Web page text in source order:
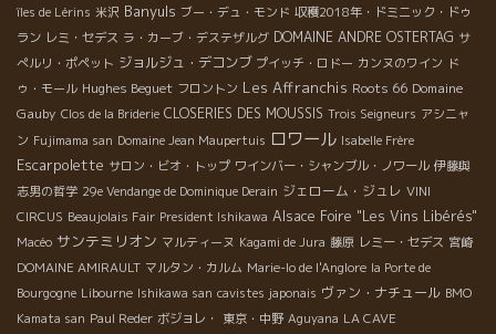
îles de Lérins 米沢 Banyuls ブー・デュ・モンド 収穫2018年・ドミニック・ドゥ
ラン レミ・セデス ラ・カーブ・デステザルグ DOMAINE ANDRE OSTERTAG サ
ぺルリ・ポペット ジョルジュ・デコンブ プイッチ・ロドー カンヌのワイン ド
ゥ・モール Hughes Beguet フロントン Les Affranchis Roots 66 Domaine
Gauby Clos de la Briderie CLOSERIES DES MOUSSIS Trois Seigneurs アシニャ
ン Fujimama san Domaine Jean Maupertuis ロワール Isabelle Frère
Escarpolette サロン・ビオ・トップ ワインバー・シャンブル・ノワール 伊藤與
志男の哲学 29e Vendange de Dominique Derain ジェローム・ジュレ VINI
CIRCUS Beaujolais Fair President Ishikawa Alsace Foire "Les Vins Libérés"
Macéo サンテミリオン マルティーヌ Kagami de Jura 藤原 レミー・セデス 宮崎
DOMAINE AMIRAULT マルタン・カルム Marie-lo de l'Anglore la Porte de
Bourgogne Libourne Ishikawa san cavistes japonais ヴァン・ナチュール BMO
Kamata san Paul Reder ボジョレ・ 東京・中野 Aguyana LA CAVE